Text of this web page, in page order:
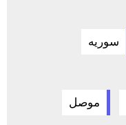
سوریه
موصل